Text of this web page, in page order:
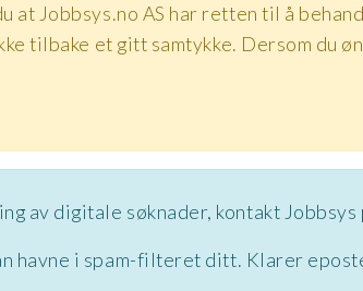
at Jobbsys.no AS har retten til å
tilbake et gitt samtykke. Dersom du
av digitale søknader, kontakt Jobbsys
havne i spam-filteret ditt. Klarer